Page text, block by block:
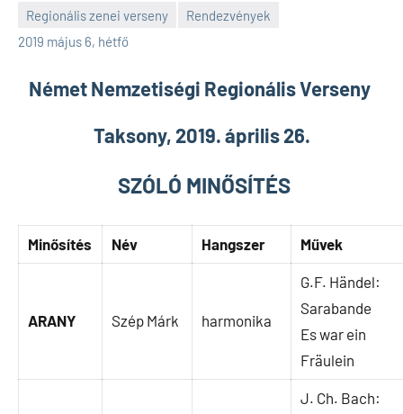
Regionális zenei verseny
Rendezvények
2019 május 6, hétfő
SPC
Német Nemzetiségi Regionális Verseny
Taksony, 2019. április 26.
SZÓLÓ MINŐSÍTÉS
Minősítés Név Hangszer Művek
ARANY Szép Márk harmonika
G.F. Händel:
Sarabande
Es war ein
Fräulein
J. Ch. Bach: